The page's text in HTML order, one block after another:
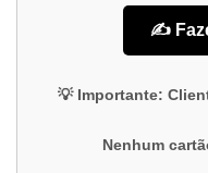
✍️
💡 Importante:
Nenhum